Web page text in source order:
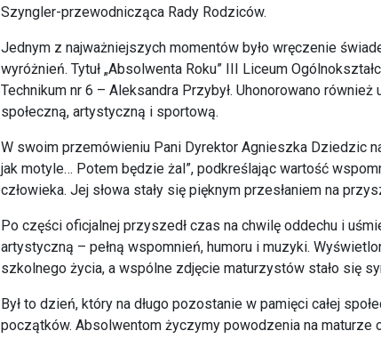
Szyngler-przewodnicząca Rady Rodziców.
Jednym z najważniejszych momentów było wręczenie
wyróżnień. Tytuł „Absolwenta Roku” III Liceum
Technikum nr 6 – Aleksandra Przybył. Uhonorowano
społeczną, artystyczną i sportową.
W swoim przemówieniu Pani Dyrektor Agnieszka Dziedzic
jak motyle… Potem będzie żal”, podkreślając wartość
człowieka. Jej słowa stały się pięknym przesłaniem na
Po części oficjalnej przyszedł czas na chwilę oddechu i
artystyczną – pełną wspomnień, humoru i muzyki.
szkolnego życia, a wspólne zdjęcie maturzystów stało się
Był to dzień, który na długo pozostanie w pamięci całej
początków. Absolwentom życzymy powodzenia na